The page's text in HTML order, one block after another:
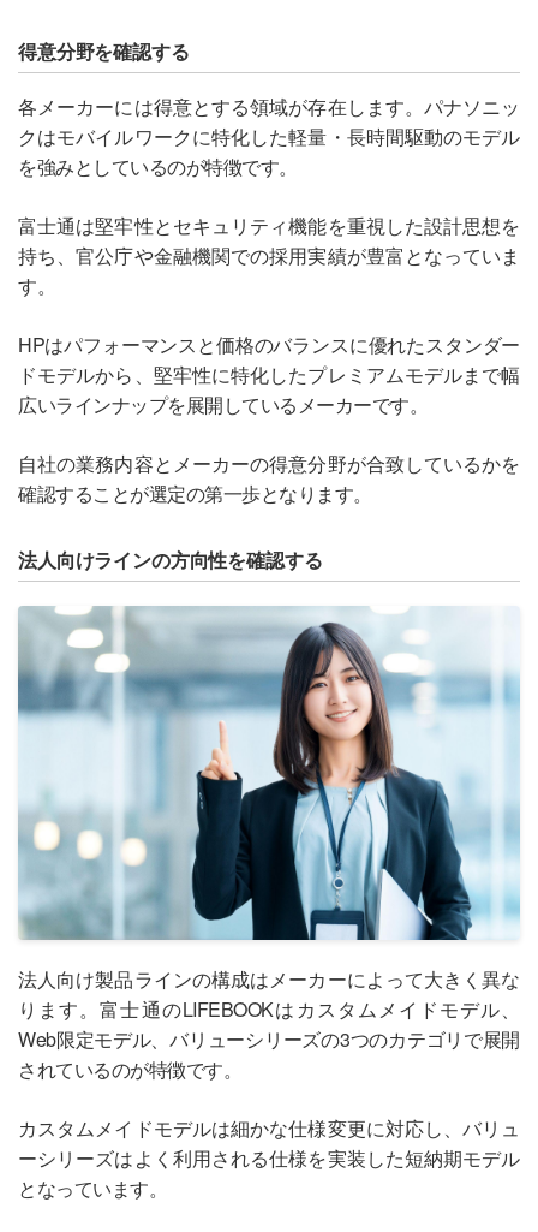
得意分野を確認する
各メーカーには得意とする領域が存在します。パナソニッ
クはモバイルワークに特化した軽量・長時間駆動のモデル
を強みとしているのが特徴です。
富士通は堅牢性とセキュリティ機能を重視した設計思想を
持ち、官公庁や金融機関での採用実績が豊富となっていま
す。
HPはパフォーマンスと価格のバランスに優れたスタンダー
ドモデルから、堅牢性に特化したプレミアムモデルまで幅
広いラインナップを展開しているメーカーです。
自社の業務内容とメーカーの得意分野が合致しているかを
確認することが選定の第一歩となります。
法人向けラインの方向性を確認する
法人向け製品ラインの構成はメーカーによって大きく異な
ります。富士通のLIFEBOOKはカスタムメイドモデル、
Web限定モデル、バリューシリーズの3つのカテゴリで展開
されているのが特徴です。
カスタムメイドモデルは細かな仕様変更に対応し、バリュ
ーシリーズはよく利用される仕様を実装した短納期モデル
となっています。